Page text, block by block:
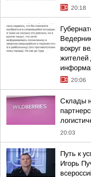
20:18
вокруг
жителей
20:06
Склады
20:03
Путь к
Игорь